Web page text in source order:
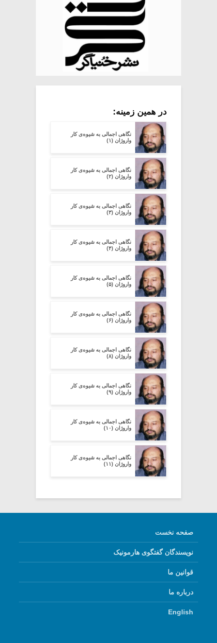
در همین زمینه:
نگاهی اجمالی به شیوه‌ی کار
واروژان (۱)
نگاهی اجمالی به شیوه‌ی کار
واروژان (۲)
نگاهی اجمالی به شیوه‌ی کار
واروژان (۳)
نگاهی اجمالی به شیوه‌ی کار
واروژان (۴)
نگاهی اجمالی به شیوه‌ی کار
واروژان (۵)
نگاهی اجمالی به شیوه‌ی کار
واروژان (۶)
نگاهی اجمالی به شیوه‌ی کار
واروژان (۸)
نگاهی اجمالی به شیوه‌ی کار
واروژان (۹)
نگاهی اجمالی به شیوه‌ی کار
واروژان (۱۰)
نگاهی اجمالی به شیوه‌ی کار
واروژان (۱۱)
صفحه نخست
نویسندگان گفتگوی هارمونیک
قوانین ما
درباره ما
English